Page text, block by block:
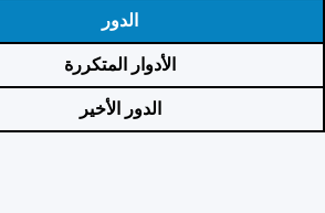
الدور
الأدوار المتكررة
الدور الأخير